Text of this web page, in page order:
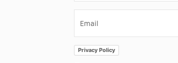
Email
Privacy Policy